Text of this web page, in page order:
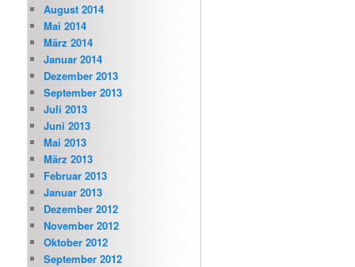
August 2014
Mai 2014
März 2014
Januar 2014
Dezember 2013
September 2013
Juli 2013
Juni 2013
Mai 2013
März 2013
Februar 2013
Januar 2013
Dezember 2012
November 2012
Oktober 2012
September 2012